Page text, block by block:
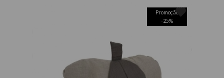
Promoção
-25%